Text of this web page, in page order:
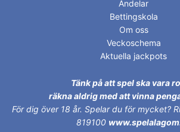
Andelar
Bettingskola
Om oss
Veckoschema
Aktuella jackpots
Tänk på att spel ska vara
räkna aldrig med att vinna
För dig över 18 år. Spelar du för mycket?
819100